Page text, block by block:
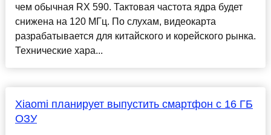
чем обычная RX 590. Тактовая частота ядра будет
снижена на 120 МГц. По слухам, видеокарта
разрабатывается для китайского и корейского рынка.
Технические хара...
Xiaomi планирует выпустить смартфон с 16 ГБ
ОЗУ